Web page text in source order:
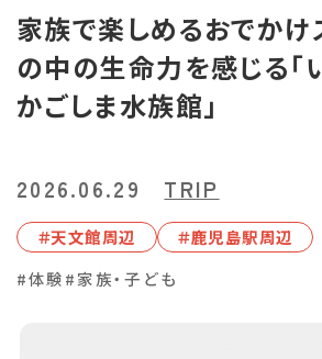
おすすめタグ
＃2024オープン＃お土産＃かき氷
＃スイーツ＃テイクアウト＃パスタ
＃花見スポット＃陶器 ＃鹿児島の魚
＃鹿児島県産和牛・黒豚・地鶏
家族で楽しめるおでかけ
の中の生命力を感じる「
かごしま水族館」
2026.06.29 TRIP
＃天⽂館周辺
＃鹿児島駅周辺
#体験#家族・子ども